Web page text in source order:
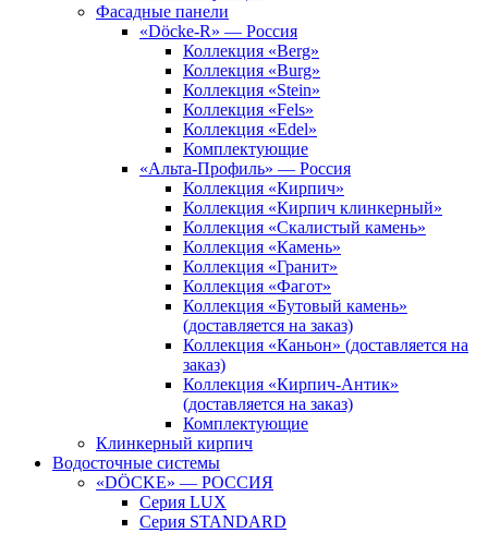
Фасадные панели
«Döcke-R» — Россия
Коллекция «Berg»
Коллекция «Burg»
Коллекция «Stein»
Коллекция «Fels»
Коллекция «Edel»
Комплектующие
«Альта-Профиль» — Россия
Коллекция «Кирпич»
Коллекция «Кирпич клинкерный»
Коллекция «Скалистый камень»
Коллекция «Камень»
Коллекция «Гранит»
Коллекция «Фагот»
Коллекция «Бутовый камень»
(доставляется на заказ)
Коллекция «Каньон» (доставляется на
заказ)
Коллекция «Кирпич-Антик»
(доставляется на заказ)
Комплектующие
Клинкерный кирпич
Водосточные системы
«DÖCKE» — РОССИЯ
Серия LUX
Серия STANDARD